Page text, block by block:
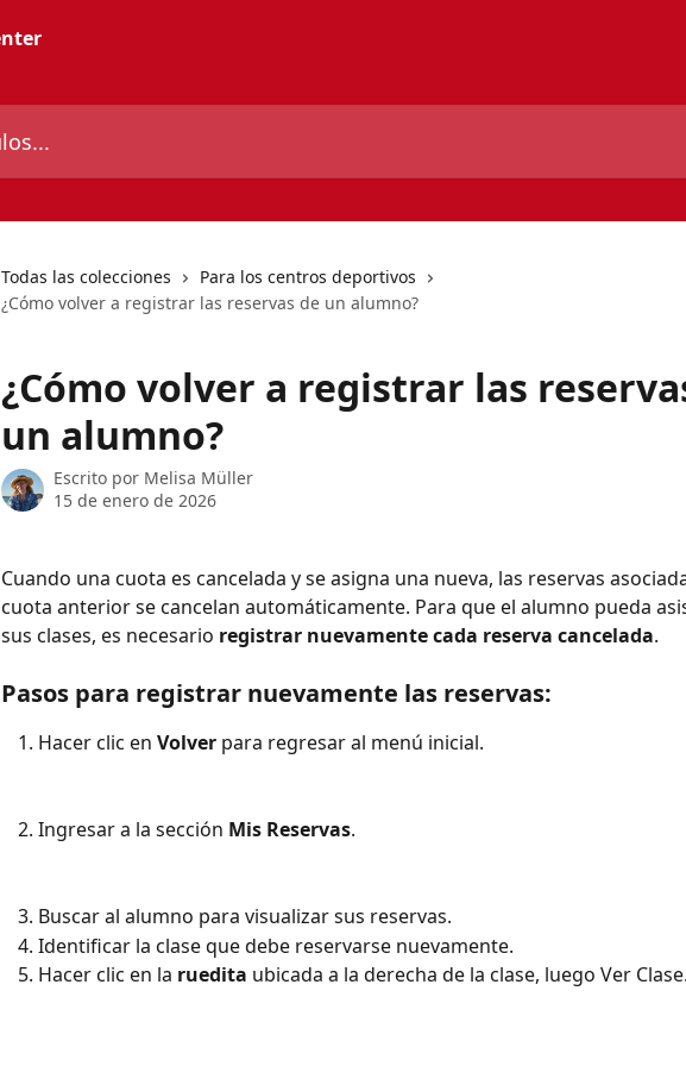
Todas las colecciones
Para los centros deportivos
¿Cómo volver a registrar las reservas de un alumno?
¿Cómo volver a registrar las
un alumno?
Escrito por Melisa Müller
15 de enero de 2026
Cuando una cuota es cancelada y se asigna una nueva, las reservas
cuota anterior se cancelan automáticamente. Para que el alumno pueda
sus clases, es necesario registrar nuevamente cada reserva cancelada.
Pasos para registrar nuevamente las reservas:
Hacer clic en Volver para regresar al menú inicial.
Ingresar a la sección Mis Reservas.
Buscar al alumno para visualizar sus reservas.
Identificar la clase que debe reservarse nuevamente.
Hacer clic en la ruedita ubicada a la derecha de la clase, luego Ver Clase.